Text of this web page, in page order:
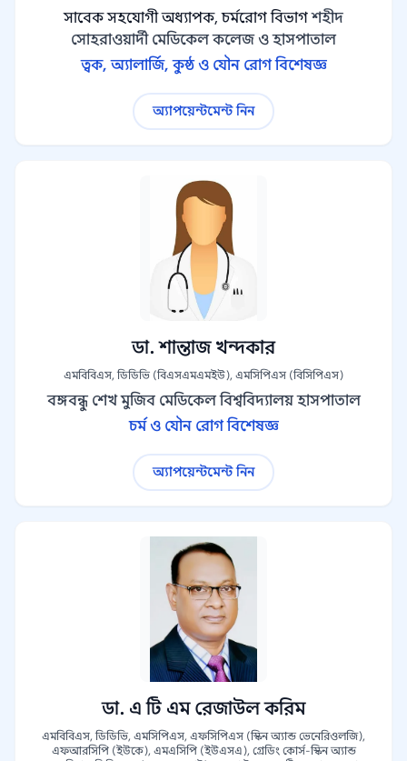
সাবেক সহযোগী অধ্যাপক, চর্মরোগ বিভাগ শহীদ
সোহরাওয়ার্দী মেডিকেল কলেজ ও হাসপাতাল
ত্বক, অ্যালার্জি, কুষ্ঠ ও যৌন রোগ বিশেষজ্ঞ
অ্যাপয়েন্টমেন্ট নিন
ডা. শান্তাজ খন্দকার
এমবিবিএস, ডিডিভি (বিএসএমএমইউ), এমসিপিএস (বিসিপিএস)
বঙ্গবন্ধু শেখ মুজিব মেডিকেল বিশ্ববিদ্যালয় হাসপাতাল
চর্ম ও যৌন রোগ বিশেষজ্ঞ
অ্যাপয়েন্টমেন্ট নিন
ডা. এ টি এম রেজাউল করিম
এমবিবিএস, ডিডিভি, এমসিপিএস, এফসিপিএস (স্কিন অ্যান্ড ভেনেরিওলজি),
এফআরসিপি (ইউকে), এমএসিপি (ইউএসএ), গ্রেডিং কোর্স-স্কিন অ্যান্ড